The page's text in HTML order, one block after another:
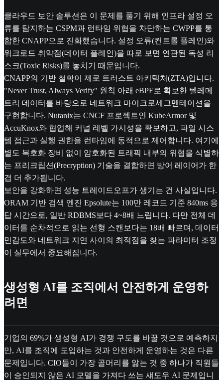
클라우드 보안 솔루션은 이 문제를 풀기 위해 인프라 설정 오
류를 탐지하는 CSPM과 런타임 위협을 차단하는 CWPP를 통
합한 CNAPP으로 진화했습니다. 설정 오류(컨트롤 플레인)와
워크로드 취약점(데이터 플레인)을 따로 보면 연관된 독성 리
스크(Toxic Risks)를 놓치기 때문입니다.
CNAPP의 기반 철학이 제로 트러스트 아키텍처(ZTA)입니다.
"Never Trust, Always Verify" 원칙 아래 eBPF로 확보한 텔레메
트리 데이터를 바탕으로 네트워크 마이크로세그멘테이션을
구현합니다. Nutanix는 CNCF 프로젝트인 KubeArmor 및
AccuKnox와 협업해 커널 레벨 가시성을 확보하고, 파일 시스
템 접근과 실행 권한을 런타임에 동적으로 제어합니다. 여기에
별도 복호화 장비 없이 암호화된 트래픽 내부의 위협을 식별하
는 프리크립션(Precryption) 기술을 결합하면 방어 레이어가 한
겹 더 추가됩니다.
보안을 강화하면 성능 트레이드오프가 생기는 건 사실입니다.
ORAM 기반 검색 엔진 Epsolute는 100만 레코드 기준 840ms 응
답 시간으로, 일반 RDBMS보다 4~8배 느립니다. 다만 전체 데
이터를 순차적으로 읽는 선형 스캔보다는 18배 빠르며, 데이터
민감도와 네트워크 지연 사이의 최적점을 찾는 파라미터 조정
이 실무에서 중요해집니다.
생성형 AI를 조직에서 안전하게 운영하
려면
기업의 69%가 생성형 AI가 경쟁 구도를 바꿀 것으로 예측하지
만, AI를 조직에 도입하는 것과 안전하게 운영하는 것은 다른
문제입니다. CIO들이 가장 골머리를 앓는 것 중 하나가 직원들
이 승인되지 않은 AI 모델을 가져다 쓰는 섀도우 AI 문제입니